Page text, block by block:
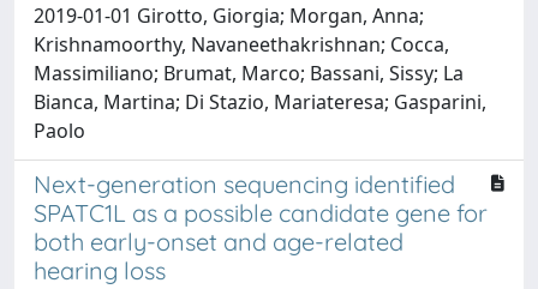
2019-01-01 Girotto, Giorgia; Morgan, Anna;
Krishnamoorthy, Navaneethakrishnan; Cocca,
Massimiliano; Brumat, Marco; Bassani, Sissy; La
Bianca, Martina; Di Stazio, Mariateresa; Gasparini,
Paolo
Next-generation sequencing identified
SPATC1L as a possible candidate gene for
both early-onset and age-related
hearing loss